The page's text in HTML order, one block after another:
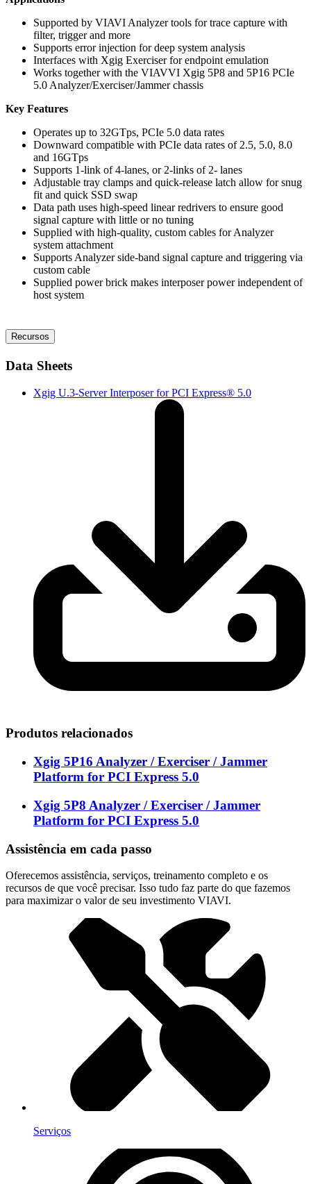
Supported by VIAVI Analyzer tools for trace capture with
filter, trigger and more
Supports error injection for deep system analysis
Interfaces with Xgig Exerciser for endpoint emulation
Works together with the VIAVVI Xgig 5P8 and 5P16 PCIe
5.0 Analyzer/Exerciser/Jammer chassis
Key Features
Operates up to 32GTps, PCIe 5.0 data rates
Downward compatible with PCIe data rates of 2.5, 5.0, 8.0
and 16GTps
Supports 1-link of 4-lanes, or 2-links of 2- lanes
Adjustable tray clamps and quick-release latch allow for snug
fit and quick SSD swap
Data path uses high-speed linear redrivers to ensure good
signal capture with little or no tuning
Supplied with high-quality, custom cables for Analyzer
system attachment
Supports Analyzer side-band signal capture and triggering via
custom cable
Supplied power brick makes interposer power independent of
host system
Recursos
Data Sheets
Xgig U.3-Server Interposer for PCI Express® 5.0
Produtos relacionados
Xgig 5P16 Analyzer / Exerciser / Jammer
Platform for PCI Express 5.0
Xgig 5P8 Analyzer / Exerciser / Jammer
Platform for PCI Express 5.0
Assistência em cada passo
Oferecemos assistência, serviços, treinamento completo e os
recursos de que você precisar. Isso tudo faz parte do que fazemos
para maximizar o valor de seu investimento VIAVI.
Serviços